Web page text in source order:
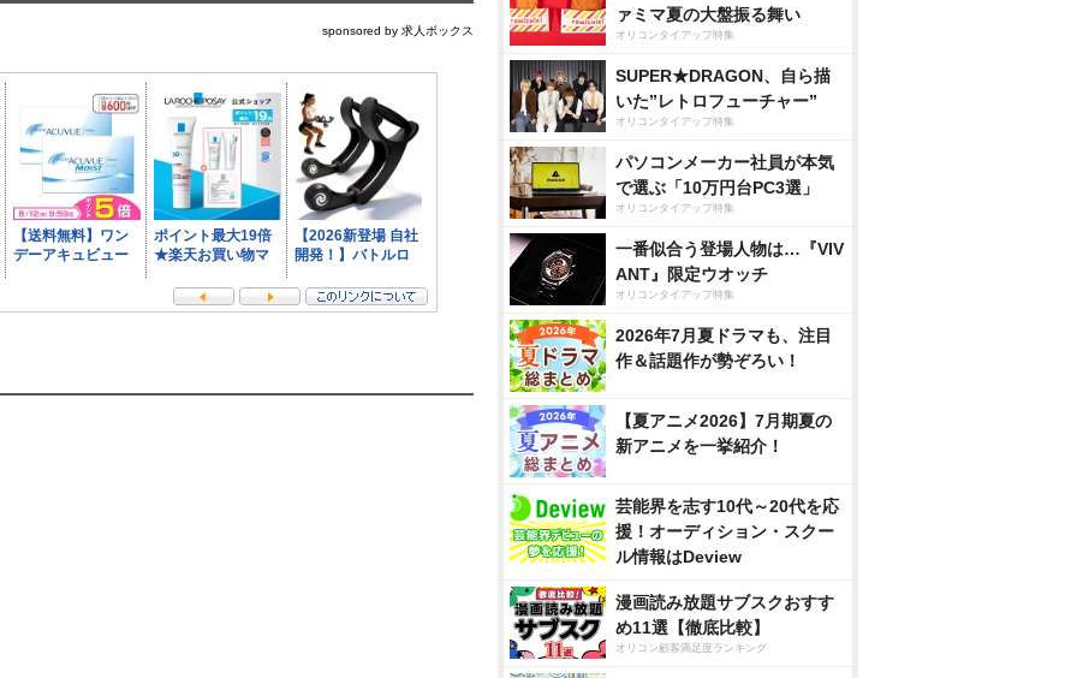
sponsored by 求人ボックス
ァミマ夏の大盤振る舞い
オリコンタイアップ特集
SUPER★DRAGON、自ら描
いた”レトロフューチャー”
オリコンタイアップ特集
パソコンメーカー社員が本気
で選ぶ「10万円台PC3選」
オリコンタイアップ特集
一番似合う登場人物は…『VIV
ANT』限定ウオッチ
オリコンタイアップ特集
2026年7月夏ドラマも、注目
作＆話題作が勢ぞろい！
【夏アニメ2026】7月期夏の
新アニメを一挙紹介！
芸能界を志す10代～20代を応
援！オーディション・スクー
ル情報はDeview
漫画読み放題サブスクおすす
め11選【徹底比較】
オリコン顧客満足度ランキング